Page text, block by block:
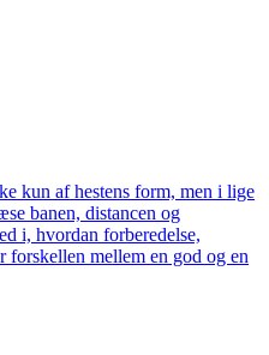
kun af hestens form, men i lige
banen, distancen og
i, hvordan forberedelse,
forskellen mellem en god og en